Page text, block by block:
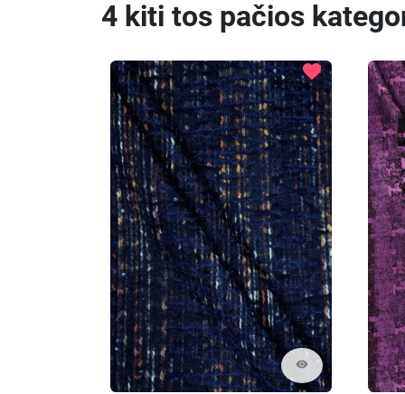
4 kiti tos pačios
visibility
favorite